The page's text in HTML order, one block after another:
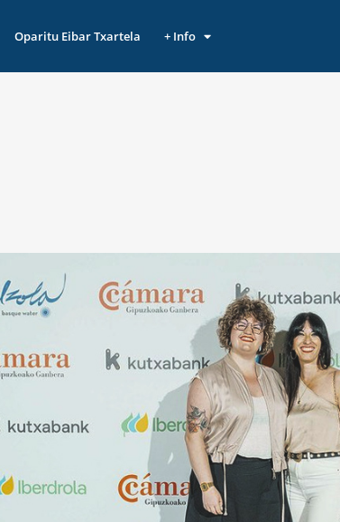
Oparitu Eibar Txartela + Info